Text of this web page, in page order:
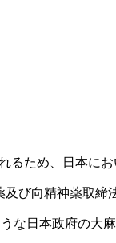
ため、日本に
び向精神薬取締
な日本政府の大